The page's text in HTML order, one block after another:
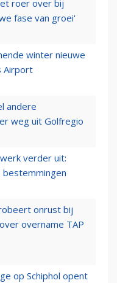
roer over bij
fase van groei'
winter nieuwe
Airport
andere
weg uit Golfregio
verder uit:
bestemmingen
onrust bij
overname TAP
op Schiphol opent